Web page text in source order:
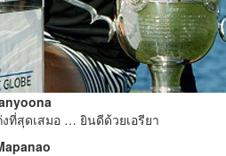
ที่สุดเสมอ … ยินดีด้วยเอรียา